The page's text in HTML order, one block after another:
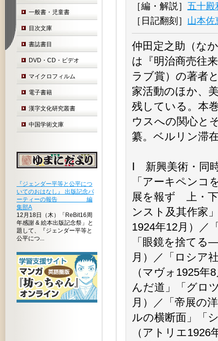
一般書・児童書
目次文庫
書誌書目
DVD・CD・ビデオ
マイクロフィルム
電子書籍
漢字文化研究叢書
中国学術文庫
『ジェンダー平等と公平につ
いてのおはなし』 出版記念パ
ーティーの報告 編
集部A
12月18日（木）「ReBit16周
年感謝 & 絵本出版記念祭」と
題して、『ジェンダー平等と
公平につ...
［編・解説］ 五十殿
［日記翻刻］ 山本佐
仲田定之助（な
は『明治商売往
ラブ賞）の著者
家活動のほか、
残している。本
ウスへの関心と
纂。ベルリン滞
Ⅰ 新興美術・同
「アーキペンコ
展を報ず 上・下
ンスト及其作家
1924年12月）／
「眼鏡を捨てる
月）／「ロシア
（マヴォ1925
んだ道」「グロ
月）／「帝展の
ルの横断面」「
（アトリエ